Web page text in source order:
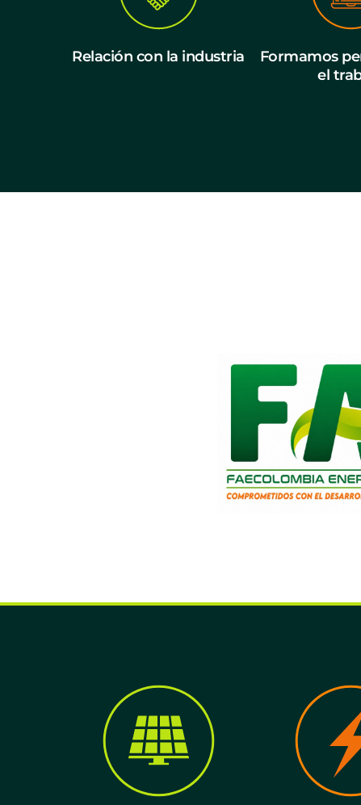
Relación con la industria
Formamos
el